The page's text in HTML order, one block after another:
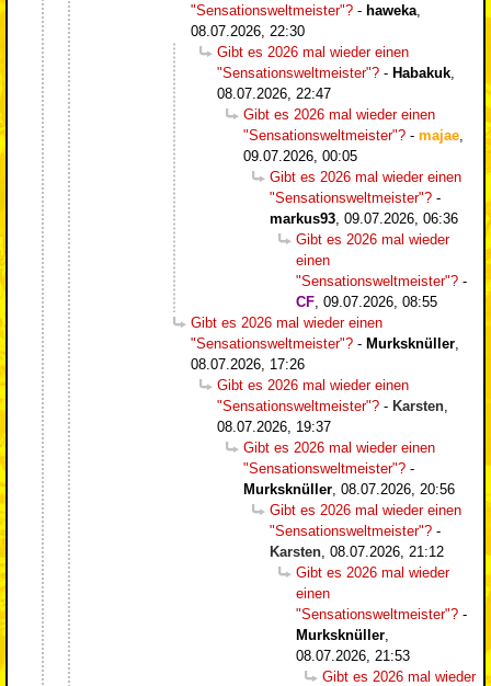
"Sensationsweltmeister"? - haweka
08.07.2026, 22:30
Gibt es 2026 mal wieder einen
"Sensationsweltmeister"? - Habakuk
08.07.2026, 22:47
Gibt es 2026 mal wieder einen
"Sensationsweltmeister"? - majae
09.07.2026, 00:05
Gibt es 2026 mal wieder einen
"Sensationsweltmeister"? -
markus93 09.07.2026, 06:36
Gibt es 2026 mal wieder
einen
"Sensationsweltmeister"? -
CF 09.07.2026, 08:55
Gibt es 2026 mal wieder einen
"Sensationsweltmeister"? - Murksknüller
08.07.2026, 17:26
Gibt es 2026 mal wieder einen
"Sensationsweltmeister"? - Karsten
08.07.2026, 19:37
Gibt es 2026 mal wieder einen
"Sensationsweltmeister"? -
Murksknüller 08.07.2026, 20:56
Gibt es 2026 mal wieder einen
"Sensationsweltmeister"? -
Karsten 08.07.2026, 21:12
Gibt es 2026 mal wieder
einen
"Sensationsweltmeister"? -
Murksknüller
08.07.2026, 21:53
Gibt es 2026 mal wieder